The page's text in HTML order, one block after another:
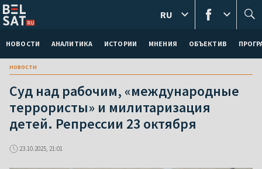
НОВОСТИ АНАЛИТИКА ИСТОРИИ МНЕНИЯ ОБЪЕКТИВ
RU
новости
Суд над рабочим, «международные
террористы» и милитаризация
детей. Репрессии 23 октября
23.10.2025, 21:01